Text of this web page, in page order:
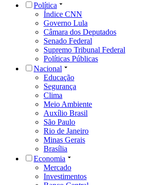
Política
Índice CNN
Governo Lula
Câmara dos Deputados
Senado Federal
Supremo Tribunal Federal
Políticas Públicas
Nacional
Educação
Segurança
Clima
Meio Ambiente
Auxílio Brasil
São Paulo
Rio de Janeiro
Minas Gerais
Brasília
Economia
Mercado
Investimentos